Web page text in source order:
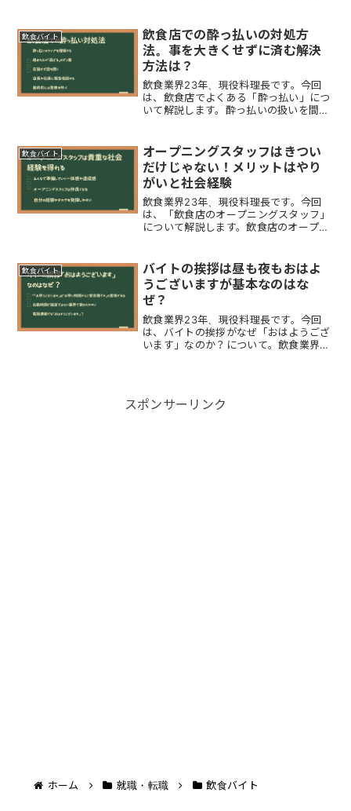
いでしょうか。本来は楽しい仕事である
飲食店のアルバイトですが...
飲食バイト
飲食店での酔っ払いの対処方
法。事を大きくせずに済む解決
方法は？
飲食業界23年、現役料理長です。今回
は、飲食店でよくある「酔っ払い」につ
いて解説します。酔っ払いの扱いを間違
払いの特徴や種類を理解しておきましょ
う。酔っ払いの「特徴・種...
飲食バイト
オープニングスタッフはきつい
だけじゃない！メリットはやり
がいと社会経験
飲食業界23年、現役料理長です。今回
は、「飲食店のオープニングスタッフ」
について解説します。飲食店のオープニ
じることがあります。しかしながら、オ
ープニングスタッフとして...
飲食バイト
バイトの挨拶は昼も夜もおはよ
うございますが基本なのはな
ぜ？
飲食業界23年、現役料理長です。今回
は、バイトの挨拶がなぜ「おはようござ
います」なのか？について。飲食業界で
スポンサーリンク
ホーム 就職・転職 飲食バイト